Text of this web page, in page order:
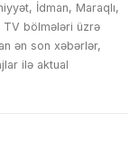
İdman, Maraqlı,
TV bölmələri üzrə
ən son xəbərlər,
ilə aktual